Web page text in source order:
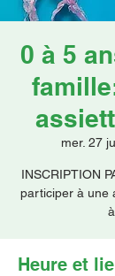
0 à 5
mer. 27
INSCRIPTION
participer à une
Heure et